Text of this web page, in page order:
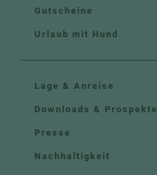
Gutscheine
Urlaub mit Hund
Lage & Anreise
Downloads & Prospekte
Presse
Nachhaltigkeit